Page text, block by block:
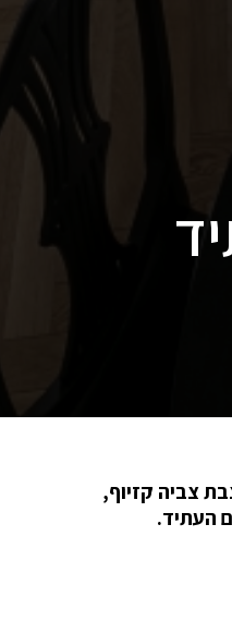
המגורים בו הם מתגוררים 20 שנה. המעצבת צביה קזיוף,
העתיד.